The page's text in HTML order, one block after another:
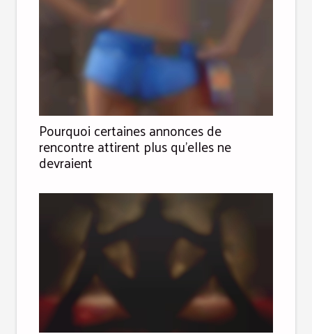
Pourquoi certaines annonces de
rencontre attirent plus qu'elles ne
devraient